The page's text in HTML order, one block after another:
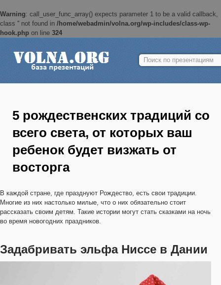
Warning: call_user_func_array() expects parameter 1 to be a valid callback,
class '' not found in /home/webadmin/volna.org/wp-includes/class-wp-
hook.php on line 324
Найти:
5 рождественских традиций со
всего света, от которых ваш
ребенок будет визжать от
восторга
В каждой стране, где празднуют Рождество, есть свои традиции.
Многие из них настолько милые, что о них обязательно стоит
рассказать своим детям. Такие истории могут стать сказками на ночь
во время новогодних праздников.
Задабривать эльфа Ниссе в Дании